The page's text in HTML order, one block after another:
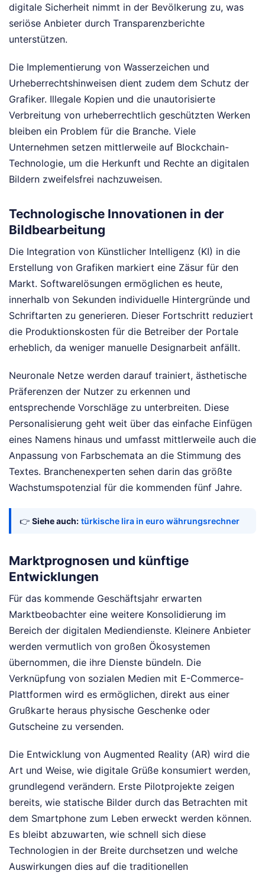
digitale Sicherheit nimmt in der Bevölkerung zu, was
seriöse Anbieter durch Transparenzberichte
unterstützen.
Die Implementierung von Wasserzeichen und
Urheberrechtshinweisen dient zudem dem Schutz der
Grafiker. Illegale Kopien und die unautorisierte
Verbreitung von urheberrechtlich geschützten Werken
bleiben ein Problem für die Branche. Viele
Unternehmen setzen mittlerweile auf Blockchain-
Technologie, um die Herkunft und Rechte an digitalen
Bildern zweifelsfrei nachzuweisen.
Technologische Innovationen in der
Bildbearbeitung
Die Integration von Künstlicher Intelligenz (KI) in die
Erstellung von Grafiken markiert eine Zäsur für den
Markt. Softwarelösungen ermöglichen es heute,
innerhalb von Sekunden individuelle Hintergründe und
Schriftarten zu generieren. Dieser Fortschritt reduziert
die Produktionskosten für die Betreiber der Portale
erheblich, da weniger manuelle Designarbeit anfällt.
Neuronale Netze werden darauf trainiert, ästhetische
Präferenzen der Nutzer zu erkennen und
entsprechende Vorschläge zu unterbreiten. Diese
Personalisierung geht weit über das einfache Einfügen
eines Namens hinaus und umfasst mittlerweile auch die
Anpassung von Farbschemata an die Stimmung des
Textes. Branchenexperten sehen darin das größte
Wachstumspotenzial für die kommenden fünf Jahre.
👉 Siehe auch: türkische lira in euro währungsrechner
Marktprognosen und künftige
Entwicklungen
Für das kommende Geschäftsjahr erwarten
Marktbeobachter eine weitere Konsolidierung im
Bereich der digitalen Mediendienste. Kleinere Anbieter
werden vermutlich von großen Ökosystemen
übernommen, die ihre Dienste bündeln. Die
Verknüpfung von sozialen Medien mit E-Commerce-
Plattformen wird es ermöglichen, direkt aus einer
Grußkarte heraus physische Geschenke oder
Gutscheine zu versenden.
Die Entwicklung von Augmented Reality (AR) wird die
Art und Weise, wie digitale Grüße konsumiert werden,
grundlegend verändern. Erste Pilotprojekte zeigen
bereits, wie statische Bilder durch das Betrachten mit
dem Smartphone zum Leben erweckt werden können.
Es bleibt abzuwarten, wie schnell sich diese
Technologien in der Breite durchsetzen und welche
Auswirkungen dies auf die traditionellen